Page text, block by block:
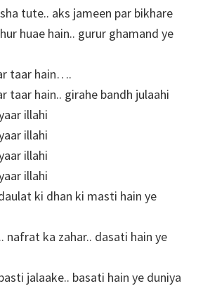
tute.. aks jameen par bikhare
huae hain.. gurur ghamand ye
taar hain….
taar hain.. girahe bandh julaahi
illahi
illahi
illahi
illahi
ki dhan ki masti hain ye
nafrat ka zahar.. dasati hain ye
jalaake.. basati hain ye duniya